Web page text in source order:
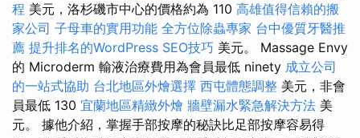
程 美元，洛杉磯市中心的價格約為 110 高雄值得信賴的搬
家公司 子母車的實用功能 全方位除蟲專家 台中優質牙醫推
薦 提升排名的WordPress SEO技巧 美元。 Massage Envy
的 Microderm 輸液治療費用為會員最低 ninety 成立公司
的一站式協助 台北地區外燴選擇 西屯體態調整 美元，非會
員最低 130 宜蘭地區精緻外燴 牆壁漏水緊急解決方法 美
元。 據他介紹，掌握手部按摩的秘訣比足部按摩容易得